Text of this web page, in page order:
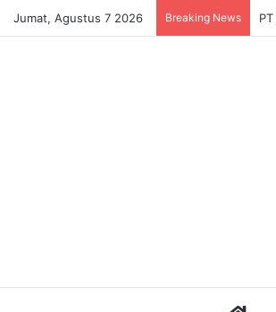
Jumat, Agustus 7 2026 Breaking News